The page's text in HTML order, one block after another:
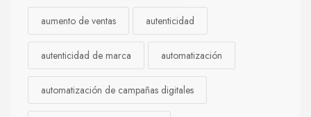
aumento de ventas autenticidad
autenticidad de marca automatización
automatización de campañas digitales